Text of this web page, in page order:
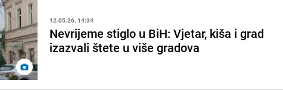
12.05.26. 14:34
Nevrijeme stiglo u BiH: Vjetar, kiša i grad
izazvali štete u više gradova